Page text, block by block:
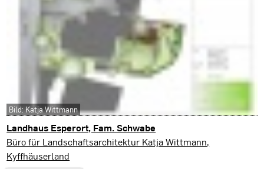
Landhaus Esperort, Fam. Schwabe
Ahrenshoop
Büro für Landschaftsarchitektur Katja Wittmann,
Kyffhäuserland
Bild: Katja Wittmann